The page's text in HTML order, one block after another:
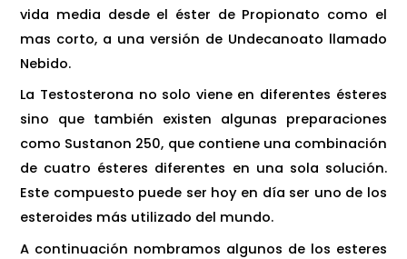
vida media desde el éster de Propionato como el
mas corto, a una versión de Undecanoato llamado
Nebido.
La Testosterona no solo viene en diferentes ésteres
sino que también existen algunas preparaciones
como Sustanon 250, que contiene una combinación
de cuatro ésteres diferentes en una sola solución.
Este compuesto puede ser hoy en día ser uno de los
esteroides más utilizado del mundo.
A continuación nombramos algunos de los esteres